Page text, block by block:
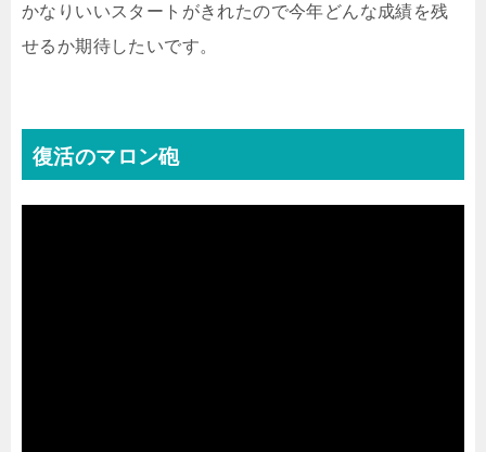
かなりいいスタートがきれたので今年どんな成績を残
せるか期待したいです。
復活のマロン砲